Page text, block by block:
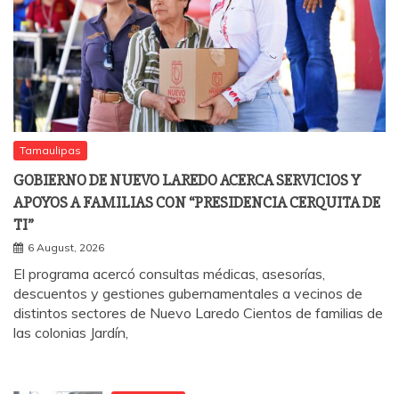
Tamaulipas
GOBIERNO DE NUEVO LAREDO ACERCA SERVICIOS Y
APOYOS A FAMILIAS CON “PRESIDENCIA CERQUITA DE
TI”
6 August, 2026
El programa acercó consultas médicas, asesorías,
descuentos y gestiones gubernamentales a vecinos de
distintos sectores de Nuevo Laredo Cientos de familias de
las colonias Jardín,